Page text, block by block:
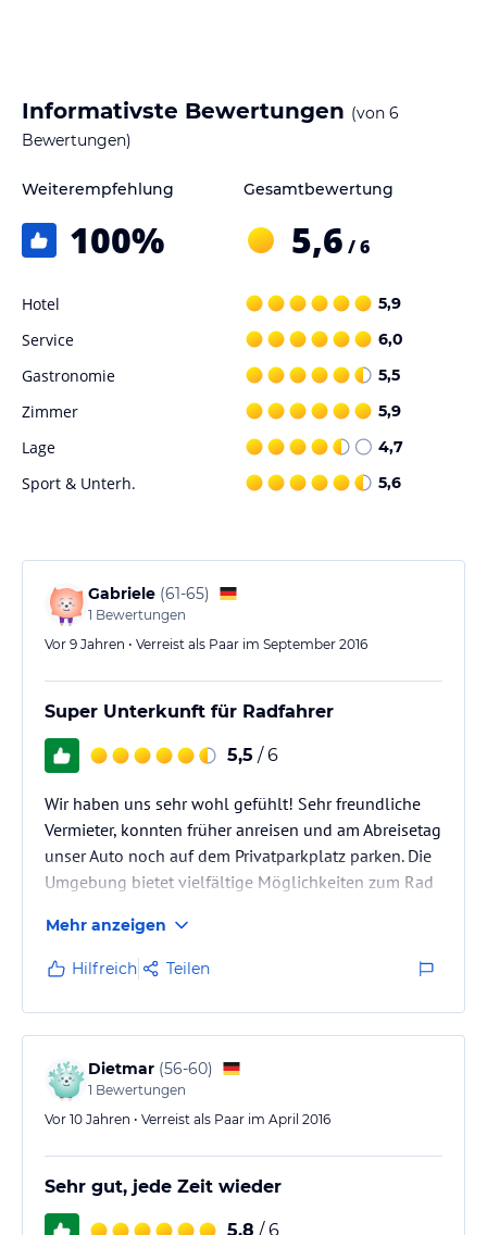
Informativste Bewertungen (von 6
Bewertungen)
Weiterempfehlung
100%
Gesamtbewertung
5,6 / 6
Hotel 5,9
Service 6,0
Gastronomie 5,5
Zimmer 5,9
Lage 4,7
Sport & Unterh. 5,6
Gabriele (61-65)
1 Bewertungen
Vor 9 Jahren • Verreist als Paar im September 2016
Super Unterkunft für Radfahrer
5,5 / 6
Wir haben uns sehr wohl gefühlt! Sehr freundliche
Vermieter, konnten früher anreisen und am Abreisetag
unser Auto noch auf dem Privatparkplatz parken. Die
Umgebung bietet vielfältige Möglichkeiten zum Rad
Mehr anzeigen
Hilfreich Teilen
Dietmar (56-60)
1 Bewertungen
Vor 10 Jahren • Verreist als Paar im April 2016
Sehr gut, jede Zeit wieder
5,8 / 6